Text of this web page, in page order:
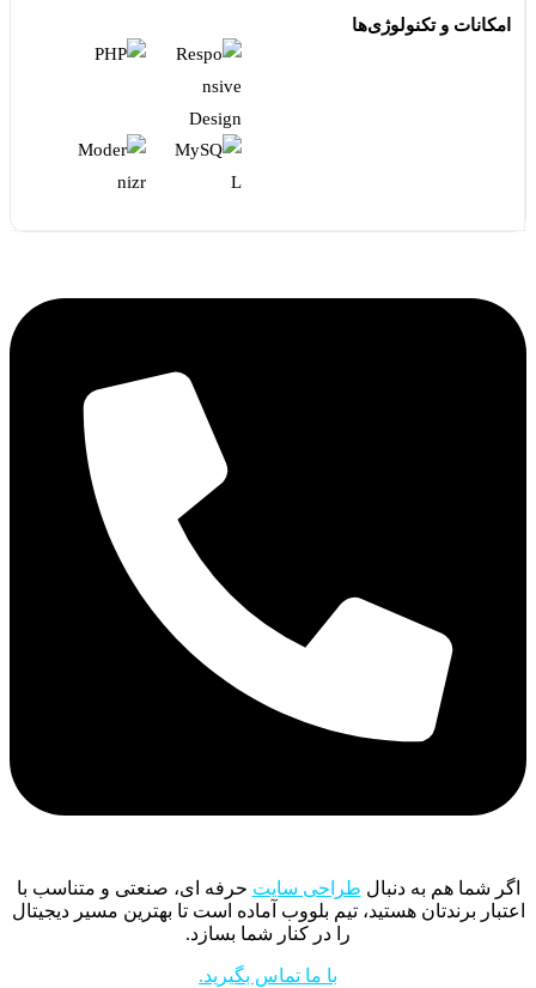
امکانات و تکنولوژی‌ها
اگر شما هم به دنبال طراحی سایت حرفه ای، صنعتی و متناسب با
اعتبار برندتان هستید، تیم بلووب آماده است تا بهترین مسیر دیجیتال
را در کنار شما بسازد.
با ما تماس بگیرید.